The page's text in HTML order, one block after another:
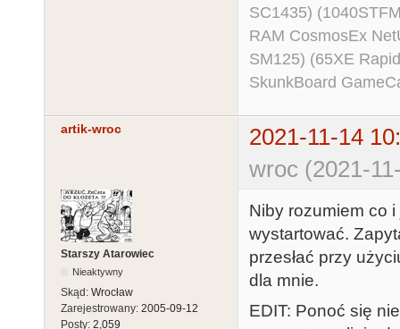
SC1435)
RAM CosmosEx
SM125) (65XE
SkunkBoard
artik-wroc
2021-11-14
wroc (2021-
Starszy Atarowiec
Nieaktywny
Skąd: Wrocław
Zarejestrowany: 2005-09-12
Posty: 2,059
Niby rozumiem co
wystartować.
przesłać przy
dla mnie.
EDIT: Ponoć się